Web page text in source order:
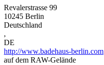
Revalerstrasse 99
10245 Berlin
Deutschland
,
DE
http://www.badehaus-berlin.com
auf dem RAW-Gelände